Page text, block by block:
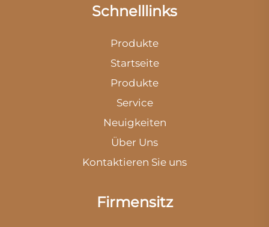
Schnelllinks
Produkte
Startseite
Produkte
Service
Neuigkeiten
Über Uns
Kontaktieren Sie uns
Firmensitz